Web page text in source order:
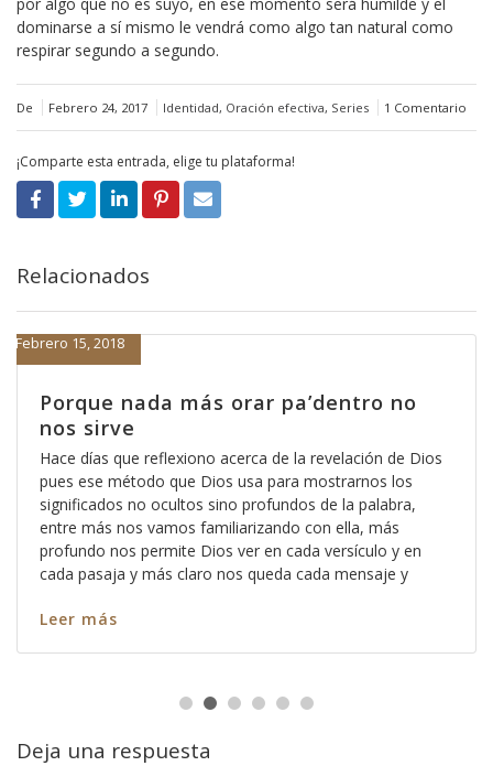
dominarse a sí mismo le vendrá como algo tan natural como
respirar segundo a segundo.
De Febrero 24, 2017 Identidad, Oración efectiva, Series 1 Comentario
¡Comparte esta entrada, elige tu plataforma!
Relacionados
Porque nada más orar pa’dentro no
nos sirve
Febrero 15, 2018
Hace días que reflexiono acerca de la revelación de Dios
pues ese método que Dios usa para mostrarnos los
significados no ocultos sino profundos de la palabra,
entre más nos vamos familiarizando con ella, más
profundo nos permite Dios ver en cada versículo y en
cada pasaja y más claro nos queda cada mensaje y
Leer más
Deja una respuesta